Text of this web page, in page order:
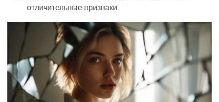
отличительные признаки